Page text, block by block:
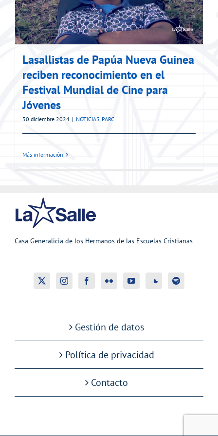
Lasallistas de Papúa Nueva Guinea
reciben reconocimiento en el
Festival Mundial de Cine para
Jóvenes
30 diciembre 2024 | NOTICIAS, PARC
Más información
Casa Generalicia de los Hermanos de las Escuelas Cristianas
Gestión de datos
Política de privacidad
Contacto